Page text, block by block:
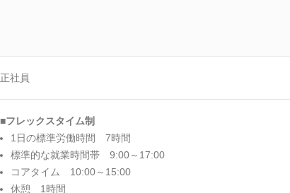
正社員
■フレックスタイム制
1日の標準労働時間 7時間
標準的な就業時間帯 9:00～17:00
コアタイム 10:00～15:00
休憩 1時間